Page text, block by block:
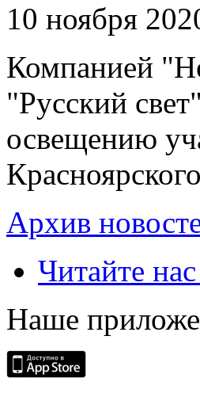
10 ноября
Компанией
"Русский
освещению
Архив
Читайте
Наше